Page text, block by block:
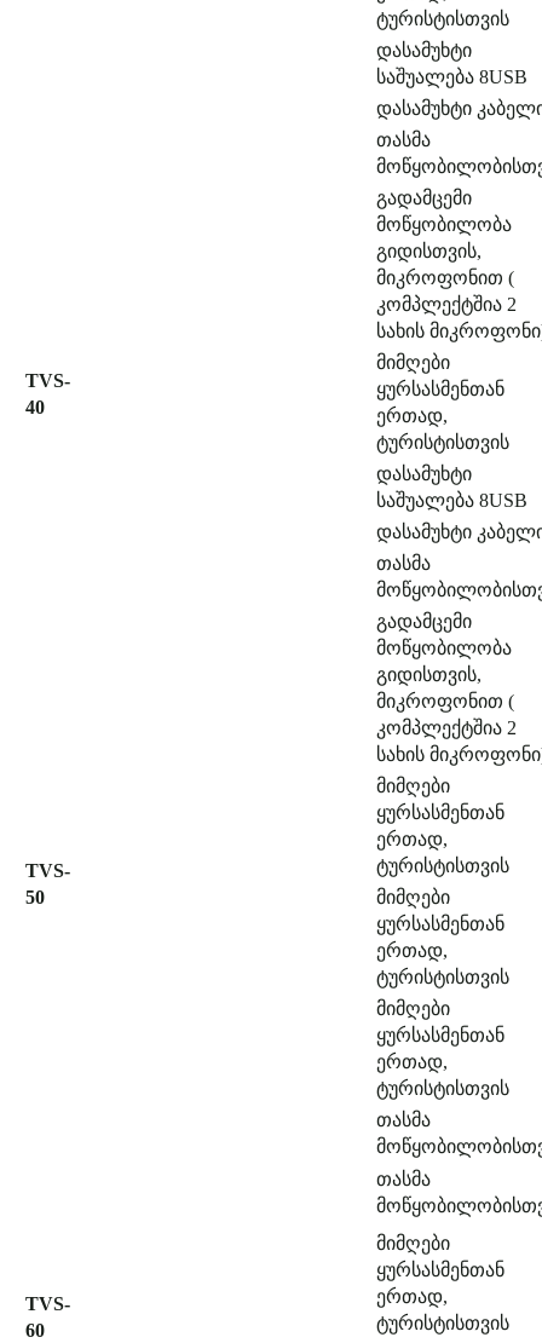
ტურისტისთვის
დასამუხტი
საშუალება 8USB
დასამუხტი
თასმა
TVS-
40
გადამცემი
მოწყობილობა
გიდისთვის,
მიკროფონით (
კომპლექტშია 2
სახის
მიმღები
ყურსასმენთან
ერთად,
ტურისტისთვის
დასამუხტი
საშუალება 8USB
დასამუხტი
თასმა
TVS-
50
გადამცემი
მოწყობილობა
გიდისთვის,
მიკროფონით (
კომპლექტშია 2
სახის
მიმღები
ყურსასმენთან
ერთად,
ტურისტისთვის
მიმღები
ყურსასმენთან
ერთად,
ტურისტისთვის
მიმღები
ყურსასმენთან
ერთად,
ტურისტისთვის
თასმა
TVS-
60
თასმა
მიმღები
ყურსასმენთან
ერთად,
ტურისტისთვის